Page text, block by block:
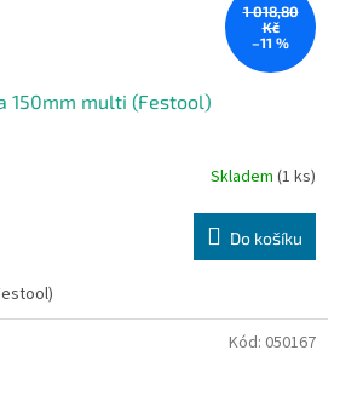
1 018,80
Kč
–11 %
150mm multi (Festool)
Skladem (1 ks)
Do košíku
Kód: 050167